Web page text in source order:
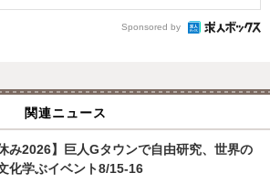
Sponsored by
関連ニュース
休み2026】巨人Gタウンで自由研究、世界の
化学ぶイベント8/15-16